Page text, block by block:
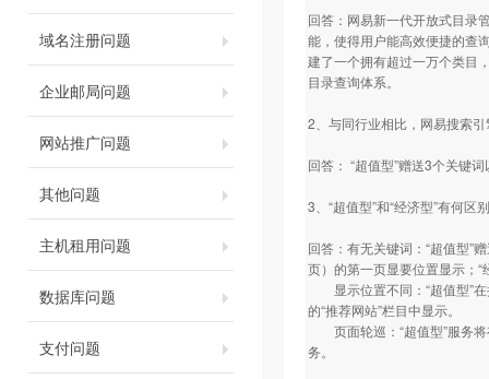
域名注册问题
企业邮局问题
网站推广问题
其他问题
主机租用问题
数据库问题
支付问题
回答：网易新一代开放式目录
能，使得用户能高效便捷的查
建了一个拥有超过一万个类目
目录查询体系。
2、与同行业相比，网易搜索
回答： “超值型”赠送3个关键
3、“超值型”和“经济型”有何区
回答：有无关键词：“超值型”
页）的第一页显要位置显示；“
显示位置不同：“超值型”在
的“推荐网站”栏目中显示。
页面轮巡：“超值型”服务将
务。